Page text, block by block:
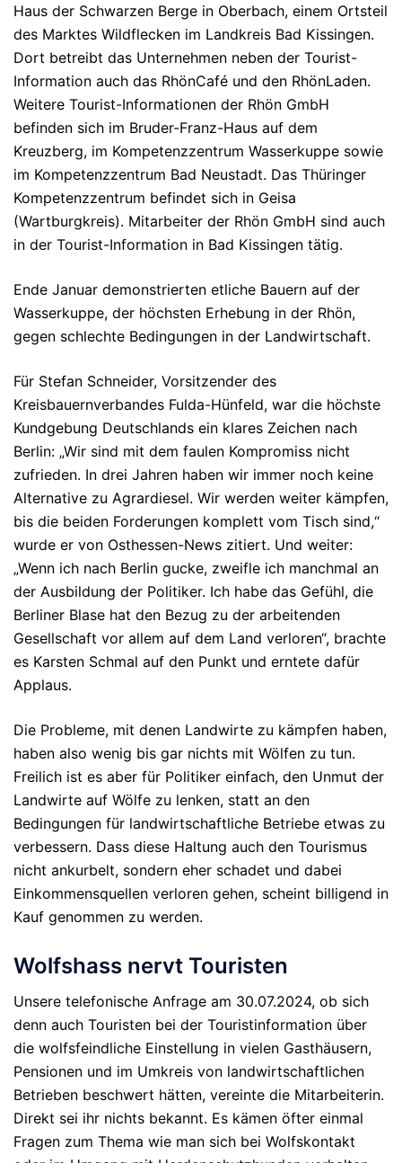
Haus der Schwarzen Berge in Oberbach, einem Ortsteil
des Marktes Wildflecken im Landkreis Bad Kissingen.
Dort betreibt das Unternehmen neben der Tourist-
Information auch das RhönCafé und den RhönLaden.
Weitere Tourist-Informationen der Rhön GmbH
befinden sich im Bruder-Franz-Haus auf dem
Kreuzberg, im Kompetenzzentrum Wasserkuppe sowie
im Kompetenzzentrum Bad Neustadt. Das Thüringer
Kompetenzzentrum befindet sich in Geisa
(Wartburgkreis). Mitarbeiter der Rhön GmbH sind auch
in der Tourist-Information in Bad Kissingen tätig.
Ende Januar demonstrierten etliche Bauern auf der
Wasserkuppe, der höchsten Erhebung in der Rhön,
gegen schlechte Bedingungen in der Landwirtschaft.
Für Stefan Schneider, Vorsitzender des
Kreisbauernverbandes Fulda-Hünfeld, war die höchste
Kundgebung Deutschlands ein klares Zeichen nach
Berlin: „Wir sind mit dem faulen Kompromiss nicht
zufrieden. In drei Jahren haben wir immer noch keine
Alternative zu Agrardiesel. Wir werden weiter kämpfen,
bis die beiden Forderungen komplett vom Tisch sind,“
wurde er von Osthessen-News zitiert. Und weiter:
„Wenn ich nach Berlin gucke, zweifle ich manchmal an
der Ausbildung der Politiker. Ich habe das Gefühl, die
Berliner Blase hat den Bezug zu der arbeitenden
Gesellschaft vor allem auf dem Land verloren“, brachte
es Karsten Schmal auf den Punkt und erntete dafür
Applaus.
Die Probleme, mit denen Landwirte zu kämpfen haben,
haben also wenig bis gar nichts mit Wölfen zu tun.
Freilich ist es aber für Politiker einfach, den Unmut der
Landwirte auf Wölfe zu lenken, statt an den
Bedingungen für landwirtschaftliche Betriebe etwas zu
verbessern. Dass diese Haltung auch den Tourismus
nicht ankurbelt, sondern eher schadet und dabei
Einkommensquellen verloren gehen, scheint billigend in
Kauf genommen zu werden.
Wolfshass nervt Touristen
Unsere telefonische Anfrage am 30.07.2024, ob sich
denn auch Touristen bei der Touristinformation über
die wolfsfeindliche Einstellung in vielen Gasthäusern,
Pensionen und im Umkreis von landwirtschaftlichen
Betrieben beschwert hätten, vereinte die Mitarbeiterin.
Direkt sei ihr nichts bekannt. Es kämen öfter einmal
Fragen zum Thema wie man sich bei Wolfskontakt